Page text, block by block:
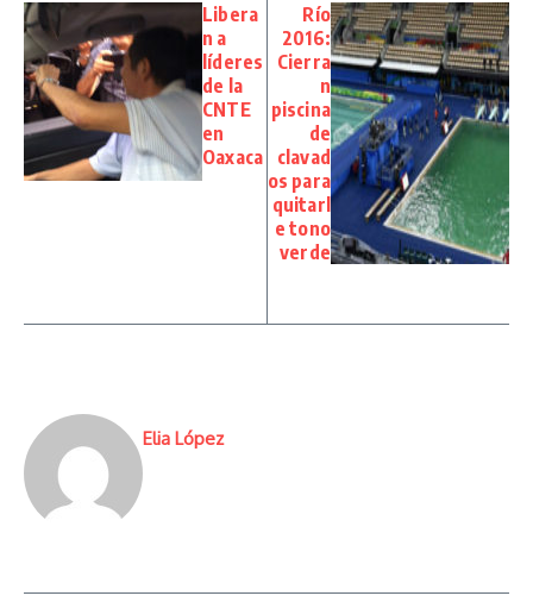
Libera
n a
líderes
de la
CNTE
en
Oaxaca
Río
2016:
Cierra
n
piscina
de
clavad
os para
quitarl
e tono
verde
Elia López